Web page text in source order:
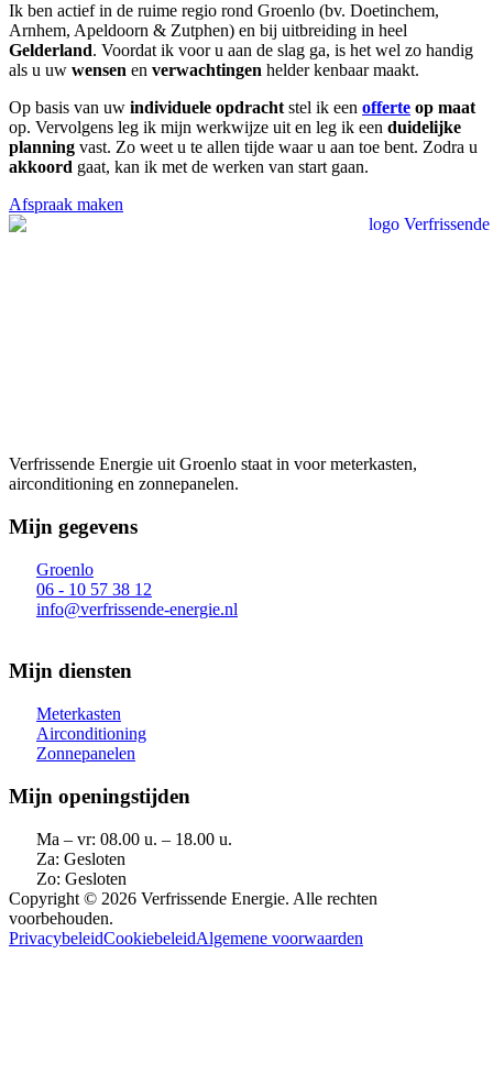
Ik ben actief in de ruime regio rond Groenlo (bv. Doetinchem,
Arnhem, Apeldoorn & Zutphen) en bij uitbreiding in heel
Gelderland. Voordat ik voor u aan de slag ga, is het wel zo handig
als u uw wensen en verwachtingen helder kenbaar maakt.
Op basis van uw individuele opdracht stel ik een offerte op maat
op. Vervolgens leg ik mijn werkwijze uit en leg ik een duidelijke
planning vast. Zo weet u te allen tijde waar u aan toe bent. Zodra u
akkoord gaat, kan ik met de werken van start gaan.
Afspraak maken
Verfrissende Energie uit Groenlo staat in voor meterkasten,
airconditioning en zonnepanelen.
Mijn gegevens
Groenlo
06 - 10 57 38 12
info@verfrissende-energie.nl
Mijn diensten
Meterkasten
Airconditioning
Zonnepanelen
Mijn openingstijden
Ma – vr: 08.00 u. – 18.00 u.
Za: Gesloten
Zo: Gesloten
Copyright © 2026 Verfrissende Energie. Alle rechten
voorbehouden.
PrivacybeleidCookiebeleidAlgemene voorwaarden